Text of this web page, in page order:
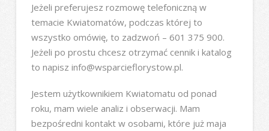
Jeżeli preferujesz rozmowę telefoniczną w
temacie Kwiatomatów, podczas której to
wszystko omówię, to zadzwoń – 601 375 900.
Jeżeli po prostu chcesz otrzymać cennik i katalog
to napisz info@wsparcieflorystow.pl.
Jestem użytkownikiem Kwiatomatu od ponad
roku, mam wiele analiz i obserwacji. Mam
bezpośredni kontakt w osobami, które już maja